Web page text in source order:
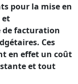
pour la mise en
et
de facturation
Ces
en effet un coût
et tout